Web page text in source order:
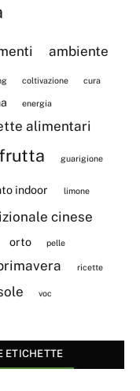
ambiente
coltivazione cura
energia
alimentari
guarigione
indoor limone
cinese
orto pelle
ricette
voc
ETICHETTE